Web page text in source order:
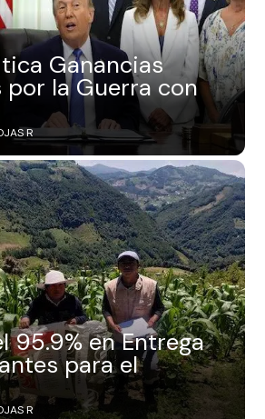
Ganancias
por la Guerra con
R
95.9% en Entrega
para el
R